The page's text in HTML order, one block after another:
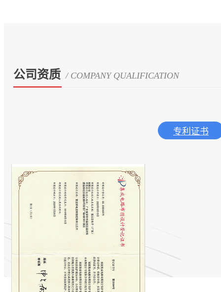
公司资质 / COMPANY QUALIFICATION
专利证书